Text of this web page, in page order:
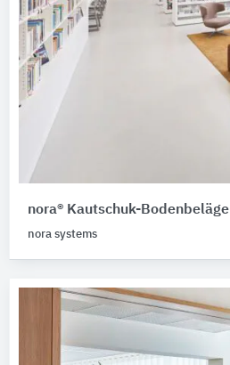
nora® Kautschuk-Bodenbeläge
nora systems